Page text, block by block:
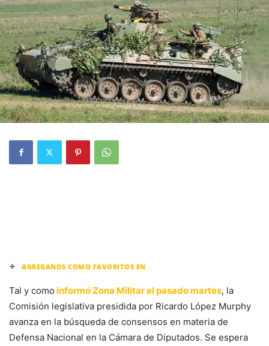
+ AGREGANOS COMO FAVORITOS EN
Tal y como informó Zona Militar el pasado martes, la
Comisión legislativa presidida por Ricardo López Murphy
avanza en la búsqueda de consensos en materia de
Defensa Nacional en la Cámara de Diputados. Se espera